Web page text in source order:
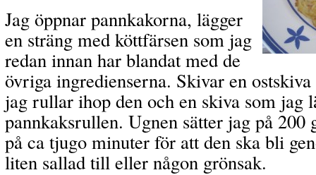
Jag öppnar pannkakorna, lägger
en sträng med köttfärsen som jag
redan innan har blandat med de
övriga ingredienserna. Skivar en
jag rullar ihop den och en skiva som jag
pannkaksrullen. Ugnen sätter jag på 200
på ca tjugo minuter för att den ska bli
liten sallad till eller någon grönsak.